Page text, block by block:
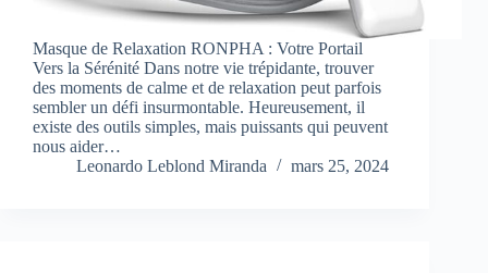
Masque de Relaxation RONPHA : Votre Portail
Vers la Sérénité Dans notre vie trépidante, trouver
des moments de calme et de relaxation peut parfois
sembler un défi insurmontable. Heureusement, il
existe des outils simples, mais puissants qui peuvent
nous aider…
Leonardo Leblond Miranda
mars 25, 2024